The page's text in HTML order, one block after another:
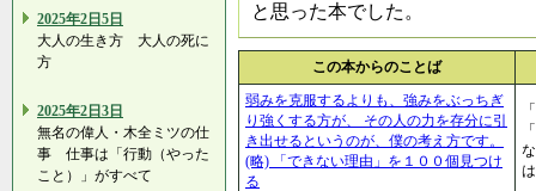
2025年2日5日
大人の生き方 大人の死に
方
2025年2日3日
無名の偉人・木全ミツの仕
事 仕事は「行動（やった
こと）」がすべて
と思った本でした。
この本からのことば
弱みを克服するよりも、強みをぶっちぎ
り強くする方が、 その人の力を存分に引
き出せるというのが、僕の考え方です。
(略) 「できない理由」を１００個見つけ
る